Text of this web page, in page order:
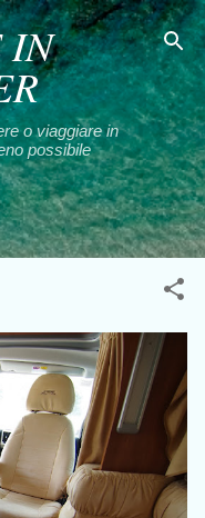
IN
o viaggiare in
possibile